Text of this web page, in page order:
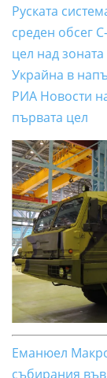
Руската
среден обсег
цел над
Украйна в
РИА Новости
първата цел
Еманюел
събирания